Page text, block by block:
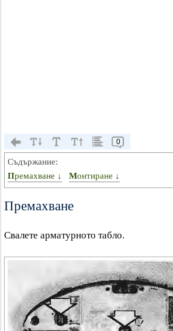
0
Съдържание:
Премахване ↓
Монтиране ↓
Премахване
Свалете арматурното табло.